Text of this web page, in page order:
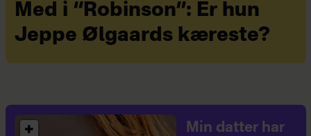
Med i “Robinson”: Er hun
Jeppe Ølgaards kæreste?
Min datter har